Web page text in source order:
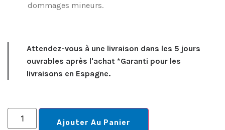
dommages mineurs.
Attendez-vous à une livraison dans les 5 jours
ouvrables après l'achat *Garanti pour les
livraisons en Espagne.
Ajouter Au Panier